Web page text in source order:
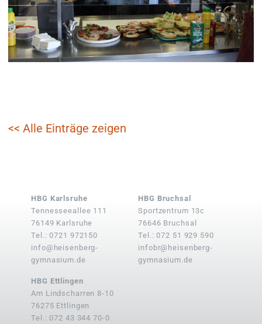
<< Alle Einträge zeigen
HBG Karlsruhe
Tennesseeallee 111
76149 Karlsruhe
Tel.: 0721 972150
info@heisenberg-
gymnasium.de
HBG Bruchsal
Sportzentrum 13c
76646 Bruchsal
Tel.: 072 51 929 590
infobr@heisenberg-
gymnasium.de
HBG Ettlingen
Am Lindscharren 8-10
76275 Ettlingen
Tel.: 072 43 344 70-0